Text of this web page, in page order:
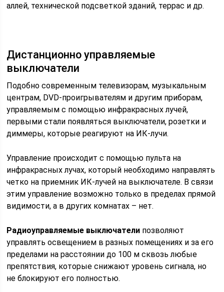
аллей, технической подсветкой зданий, террас и др.
Дистанционно управляемые
выключатели
Подобно современным телевизорам, музыкальным
центрам, DVD-проигрывателям и другим приборам,
управляемым с помощью инфракрасных лучей,
первыми стали появляться выключатели, розетки и
диммеры, которые реагируют на ИК-лучи.
Управление происходит с помощью пульта на
инфракрасных лучах, который необходимо направлять
четко на приемник ИК-лучей на выключателе. В связи
этим управление возможно только в пределах прямой
видимости, а в других комнатах – нет.
Радиоуправляемые выключатели позволяют
управлять освещением в разных помещениях и за его
пределами на расстоянии до 100 м сквозь любые
препятствия, которые снижают уровень сигнала, но
не блокируют его полностью.